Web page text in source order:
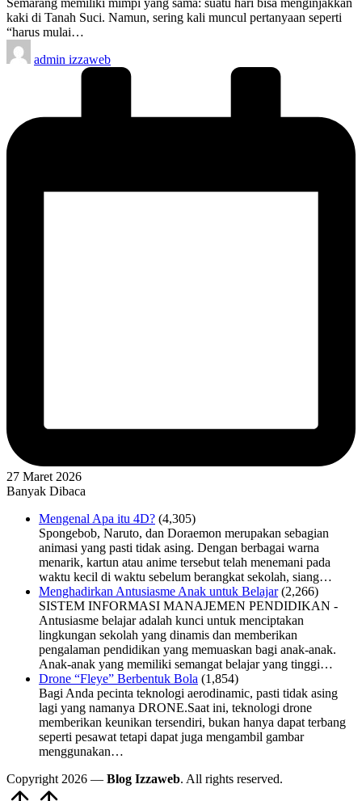
kaki di Tanah Suci. Namun, sering kali muncul pertanyaan seperti
“harus mulai…
Posted
by
admin izzaweb
27 Maret 2026
Banyak Dibaca
Mengenal Apa itu 4D? (4,305)
Spongebob, Naruto, dan Doraemon merupakan sebagian
animasi yang pasti tidak asing. Dengan berbagai warna
menarik, kartun atau anime tersebut telah menemani pada
waktu kecil di waktu sebelum berangkat sekolah, siang…
Menghadirkan Antusiasme Anak untuk Belajar (2,266)
SISTEM INFORMASI MANAJEMEN PENDIDIKAN -
Antusiasme belajar adalah kunci untuk menciptakan
lingkungan sekolah yang dinamis dan memberikan
pengalaman pendidikan yang memuaskan bagi anak-anak.
Anak-anak yang memiliki semangat belajar yang tinggi…
Drone “Fleye” Berbentuk Bola (1,854)
Bagi Anda pecinta teknologi aerodinamic, pasti tidak asing
lagi yang namanya DRONE.Saat ini, teknologi drone
memberikan keunikan tersendiri, bukan hanya dapat terbang
seperti pesawat tetapi dapat juga mengambil gambar
menggunakan…
Copyright 2026 — Blog Izzaweb. All rights reserved.